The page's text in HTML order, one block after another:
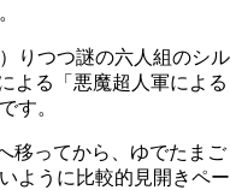
りつつ謎の六人組のシル
よる「悪魔超人軍による
す。
移ってから、ゆでたまご
ように比較的見開きペー